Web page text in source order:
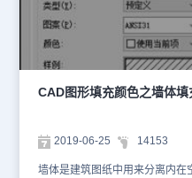
CAD图形填充颜色之墙体填
2019-06-25 14153
墙体是建筑图纸中用来分离内在